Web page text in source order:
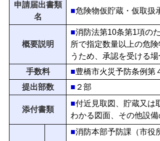
申請届出書類
名
■危険物仮貯蔵・仮取扱
概要説明
■消防法第10条第1項の
所で指定数量以上の危険
うため、承認を受ける場
手数料
■豊橋市火災予防条例第
提出部数
■ ２部
添付書類
■付近見取図、貯蔵又は
わかる図面、その他設備
■消防本部予防課（市役